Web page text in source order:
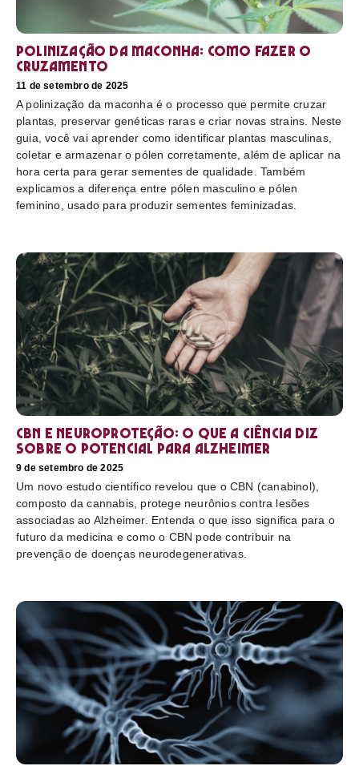
Polinização da maconha: como fazer o
cruzamento
11 de setembro de 2025
A polinização da maconha é o processo que permite cruzar
plantas, preservar genéticas raras e criar novas strains. Neste
guia, você vai aprender como identificar plantas masculinas,
coletar e armazenar o pólen corretamente, além de aplicar na
hora certa para gerar sementes de qualidade. Também
explicamos a diferença entre pólen masculino e pólen
feminino, usado para produzir sementes feminizadas.
CBN e neuroproteção: o que a ciência diz
sobre o potencial para Alzheimer
9 de setembro de 2025
Um novo estudo científico revelou que o CBN (canabinol),
composto da cannabis, protege neurônios contra lesões
associadas ao Alzheimer. Entenda o que isso significa para o
futuro da medicina e como o CBN pode contribuir na
prevenção de doenças neurodegenerativas.